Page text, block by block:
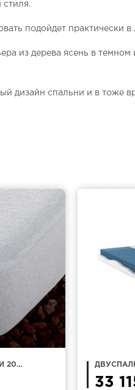
стиля.
подойдет практически
из дерева ясень в
дизайн спальни и в тоже
200
33